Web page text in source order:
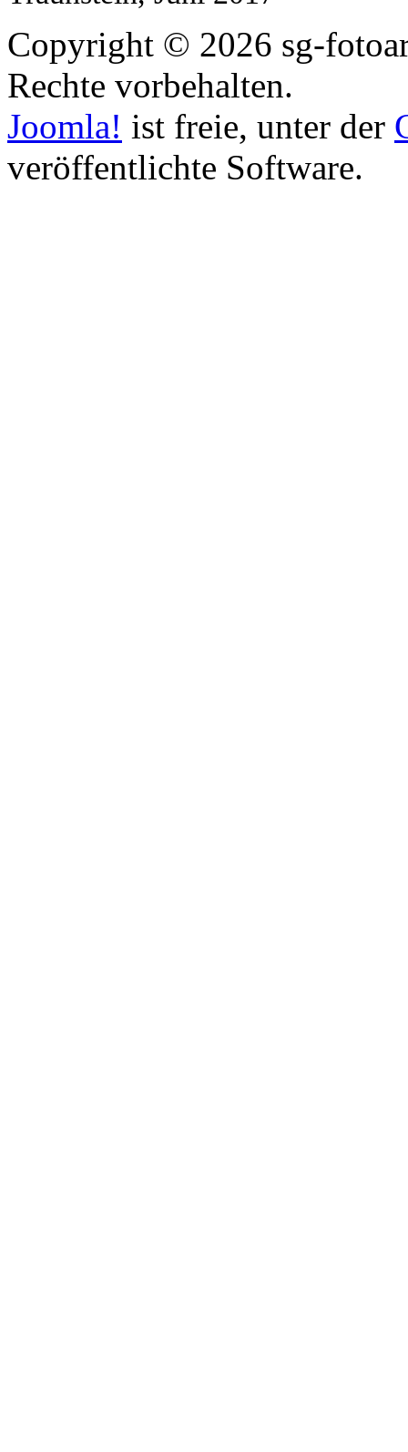
Copyright © 2026 sg-
Rechte vorbehalten.
Joomla! ist freie, unter der
veröffentlichte Software.